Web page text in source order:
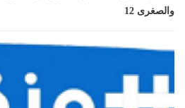
والصغرى 12